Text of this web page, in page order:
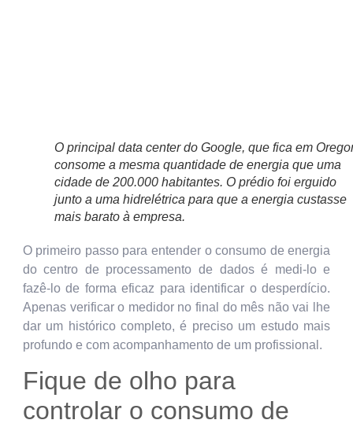
O principal data center do Google, que fica em
consome a mesma quantidade de energia que uma
cidade de 200.000 habitantes. O prédio foi erguido
junto a uma hidrelétrica para que a energia custasse
mais barato à empresa.
O primeiro passo para entender o consumo de energia
do centro de processamento de dados é medi-lo e
fazê-lo de forma eficaz para identificar o desperdício.
Apenas verificar o medidor no final do mês não vai lhe
dar um histórico completo, é preciso um estudo mais
profundo e com acompanhamento de um profissional.
Fique de olho para
controlar o consumo de